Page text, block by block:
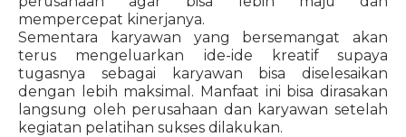
mempercepat kinerjanya.
Sementara karyawan yang bersemangat akan
terus mengeluarkan ide-ide kreatif supaya
tugasnya sebagai karyawan bisa diselesaikan
dengan lebih maksimal. Manfaat ini bisa dirasakan
langsung oleh perusahaan dan karyawan setelah
kegiatan pelatihan sukses dilakukan.